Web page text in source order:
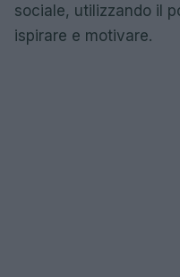
sociale, utilizzando il
ispirare e motivare.